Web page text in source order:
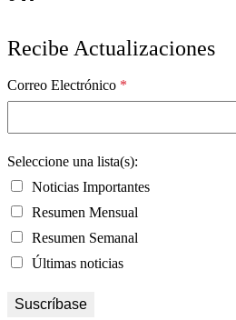
Recibe Actualizaciones
Correo Electrónico *
Seleccione una lista(s):
Noticias Importantes
Resumen Mensual
Resumen Semanal
Últimas noticias